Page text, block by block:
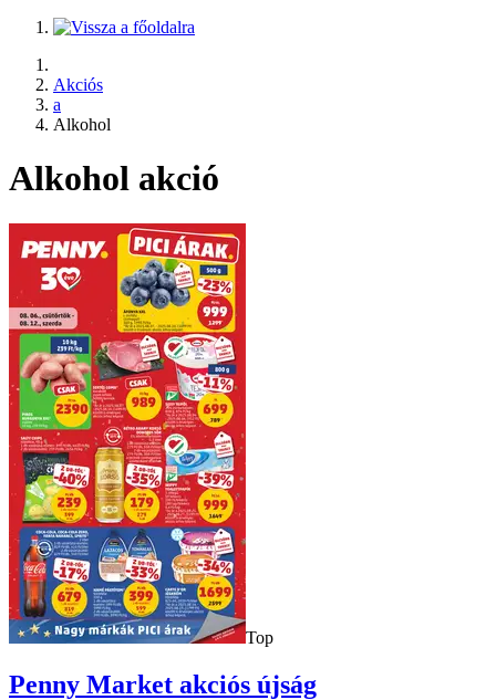
Akciós
a
Alkohol
Alkohol akció
Top
Penny Market akciós újság